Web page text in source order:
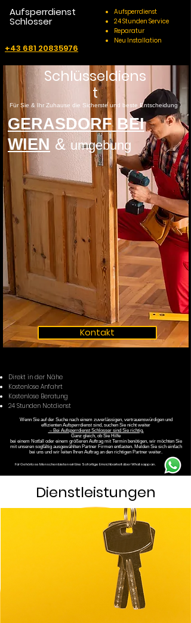
Aufsperrdienst
Schlosser
+43 681 20835976
Aufsperrdienst
24 Stunden Service
Reparatur
Neu Installation
Schlüsseldiens
t
Für Sie & Ihr Zuhause die Sicherste und beste Entscheidung
GERASDORF BEI
WIEN &umgebung
Kontakt
Direkt in der Nähe
Kostenlose Anfahrt
Kostenlose Beratung
24 Stunden Notdienst
Wenn Sie auf der Suche nach einem zuverlässigen, vertrauenswürdigen und
effizienten Aufsperrdienst sind, suchen Sie nicht weiter
– Bei Aufsperrdienst Schlosser sind Sie richtig.
Ganz gleich, ob Sie Hilfe
bei einem Notfall oder einem größeren Auftrag mit Termin benötigen, wir möchten Sie
mit unseren sogfältig ausgewählten Partner Firmen entlasten. Melden Sie sich einfach
bei uns und wir leiten Ihren Auftrag an den richtigen Partner weiter.
Für Gehörlose Menschen bieten wir Eine Sofortige Erreichbarkeit über Whatsapp an .
Dienstleistungen